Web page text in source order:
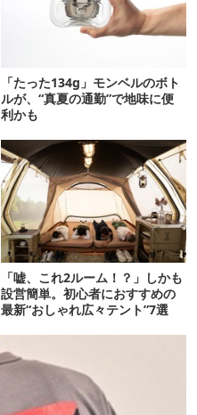
「たった134g」モンベルのボト
ルが、“真夏の通勤”で地味に便
利かも
「嘘、これ2ルーム！？」しかも
設営簡単。初心者におすすめの
最新“おしゃれ広々テント”7選